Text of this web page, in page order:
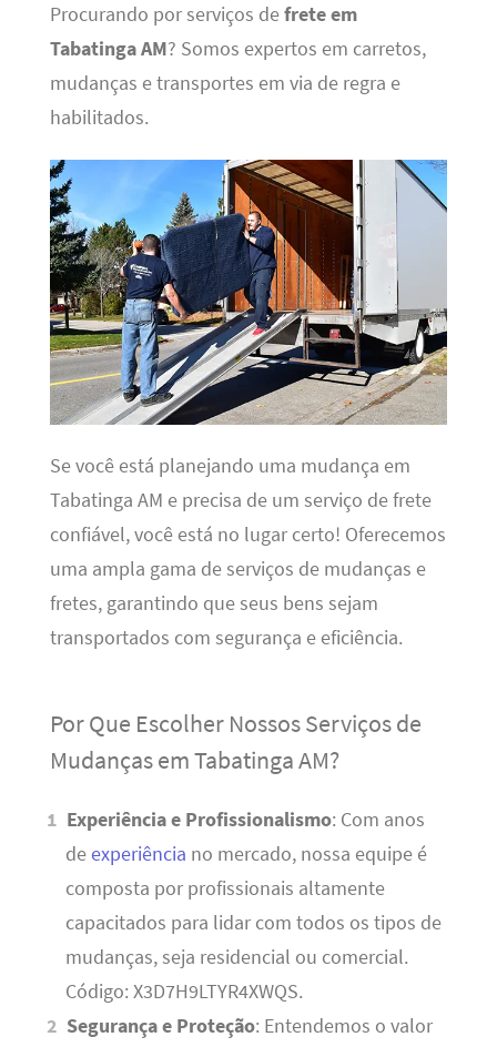
Procurando por serviços defrete em
Tabatinga AM? Somos expertos em carretos,
mudanças e transportes em via de regra e
habilitados.
Se você está planejando uma mudança em
Tabatinga AM e precisa de um serviço de frete
confiável, você está no lugar certo! Oferecemos
uma ampla gama de serviços de mudanças e
fretes, garantindo que seus bens sejam
transportados com segurança e eficiência.
Por Que Escolher Nossos Serviços de
Mudanças em Tabatinga AM?
Experiência e Profissionalismo: Com anos
deexperiência no mercado, nossa equipe é
composta por profissionais altamente
capacitados para lidar com todos os tipos de
mudanças, seja residencial ou comercial.
Código: X3D7H9LTYR4XWQS.
Segurança e Proteção: Entendemos o valor